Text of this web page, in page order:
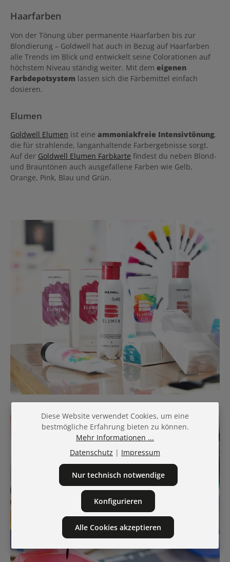
Haarfarben
Von der Tönung über permanente Haarfarben bis zur
Blondierung – Goldwell hat auch in Bezug auf Haarfarben
alle Trends im Blick und entwickelt seine Colorationen auf
höchstem Niveau ständig weiter. Mit dem eigenen
Farbdepotsystem lassen sich die Färbemittel einfach
dosieren.
Elumen
Goldwell Elumen ist eine ammoniakfreie Intensivtönung,
die für strahlende, langanhaltende Farbergebnisse sorgt.
Auf der Goldwell Elumen Farbkarte findest du neben Blond-
und Brauntönen auch ausgefallene Farben wie Gelb,
Orange, Pink, Blau und Grün.
Diese Website verwendet Cookies, um eine
bestmögliche Erfahrung bieten zu können.
Mehr Informationen ...
Datenschutz | Impressum
Nur technisch notwendige
Konfigurieren
Alle Cookies akzeptieren